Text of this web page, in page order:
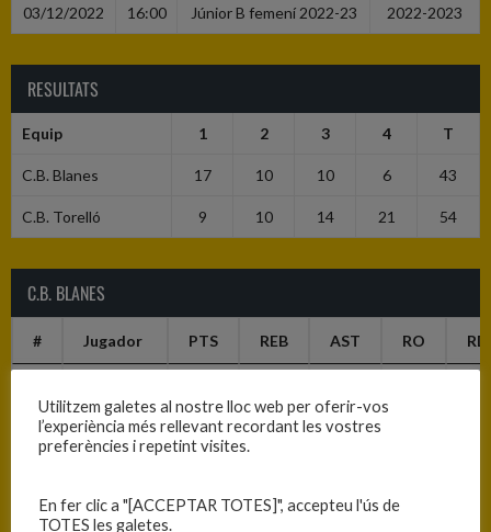
03/12/2022 16:00 Júnior B femení 2022-23 2022-2023
RESULTATS
Equip 1 2 3 4 T
C.B. Blanes 17 10 10 6 43
C.B. Torelló 9 10 14 21 54
C.B. BLANES
# Jugador PTS REB AST RO RD
Atalaya
«NÚRIA»
Abellán
«JUDIT»
Utilitzem galetes al nostre lloc web per oferir-vos
l’experiència més rellevant recordant les vostres
preferències i repetint visites.
En fer clic a "[ACCEPTAR TOTES]", accepteu l'ús de
TOTES les galetes.